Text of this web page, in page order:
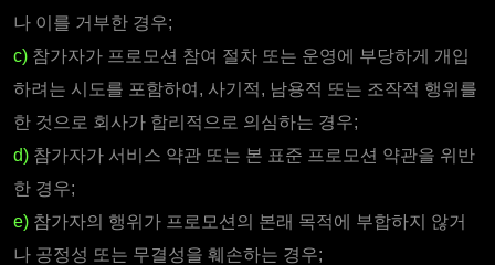
나 이를 거부한 경우;
c) 참가자가 프로모션 참여 절차 또는 운영에 부당하게 개입
하려는 시도를 포함하여, 사기적, 남용적 또는 조작적 행위를
한 것으로 회사가 합리적으로 의심하는 경우;
d) 참가자가 서비스 약관 또는 본 표준 프로모션 약관을 위반
한 경우;
e) 참가자의 행위가 프로모션의 본래 목적에 부합하지 않거
나 공정성 또는 무결성을 훼손하는 경우;